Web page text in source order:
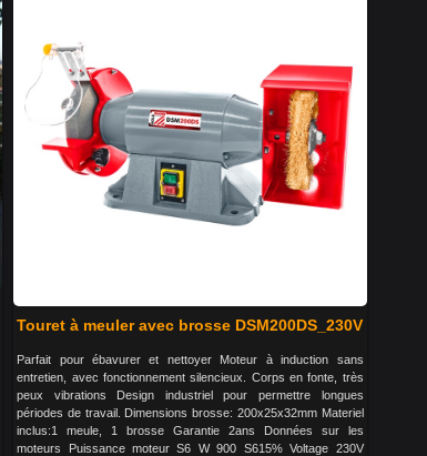
Touret à meuler avec brosse DSM200DS_230V
Parfait pour ébavurer et nettoyer Moteur à induction sans
entretien, avec fonctionnement silencieux. Corps en fonte, très
peux vibrations Design industriel pour permettre longues
périodes de travail. Dimensions brosse: 200x25x32mm Materiel
inclus:1 meule, 1 brosse Garantie 2ans Données sur les
moteurs Puissance moteur S6 W 900 S615% Voltage 230V